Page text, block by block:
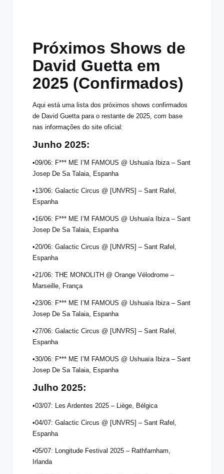
Próximos Shows de
David Guetta em
2025 (Confirmados)
Aqui está uma lista dos próximos shows confirmados
de David Guetta para o restante de 2025, com base
nas informações do site oficial:
Junho 2025:
•09/06: F*** ME I’M FAMOUS @ Ushuaïa Ibiza – Sant
Josep De Sa Talaia, Espanha
•13/06: Galactic Circus @ [UNVRS] – Sant Rafel,
Espanha
•16/06: F*** ME I’M FAMOUS @ Ushuaïa Ibiza – Sant
Josep De Sa Talaia, Espanha
•20/06: Galactic Circus @ [UNVRS] – Sant Rafel,
Espanha
•21/06: THE MONOLITH @ Orange Vélodrome –
Marseille, França
•23/06: F*** ME I’M FAMOUS @ Ushuaïa Ibiza – Sant
Josep De Sa Talaia, Espanha
•27/06: Galactic Circus @ [UNVRS] – Sant Rafel,
Espanha
•30/06: F*** ME I’M FAMOUS @ Ushuaïa Ibiza – Sant
Josep De Sa Talaia, Espanha
Julho 2025:
•03/07: Les Ardentes 2025 – Liège, Bélgica
•04/07: Galactic Circus @ [UNVRS] – Sant Rafel,
Espanha
•05/07: Longitude Festival 2025 – Rathfarnham,
Irlanda